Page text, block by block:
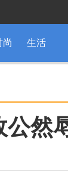
尚 生活
然